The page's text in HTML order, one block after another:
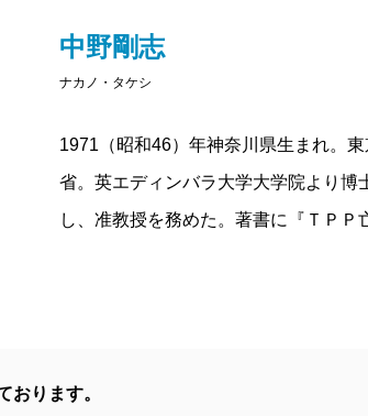
中野剛志
ナカノ・タケシ
1971（昭和46）年神奈川県生まれ。
省。英エディンバラ大学大学院より博
し、准教授を務めた。著書に『ＴＰＰ
おります。